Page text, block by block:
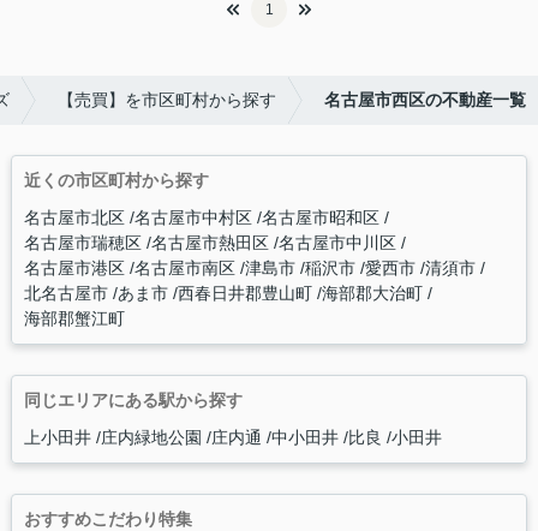
1
【売買】を市区町村から探す 名古屋市西区の不動産一覧
近くの市区町村から探す
名古屋市北区 名古屋市中村区 名古屋市昭和区
名古屋市瑞穂区 名古屋市熱田区 名古屋市中川区
名古屋市港区 名古屋市南区 津島市 稲沢市 愛西市 清須市
北名古屋市 あま市 西春日井郡豊山町 海部郡大治町
海部郡蟹江町
同じエリアにある駅から探す
上小田井 庄内緑地公園 庄内通 中小田井 比良 小田井
おすすめこだわり特集